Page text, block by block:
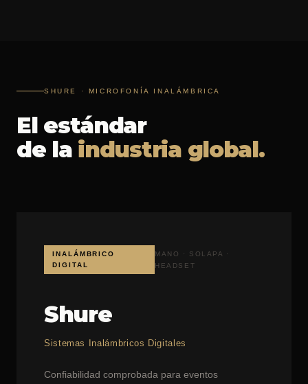
SHURE · MICROFONÍA INALÁMBRICA
El estándar
de la industria global.
INALÁMBRICO
DIGITAL
MANO · SOLAPA ·
HEADSET
Shure
Sistemas Inalámbricos Digitales
Confiabilidad comprobada para eventos